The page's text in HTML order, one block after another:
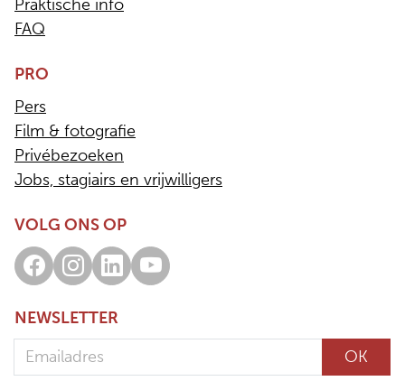
Praktische info
FAQ
PRO
Pers
Film & fotografie
Privébezoeken
Jobs, stagiairs en vrijwilligers
VOLG ONS OP
Facebook
Instagram
LinkedInYoutube
NEWSLETTER
Emailadres
OK